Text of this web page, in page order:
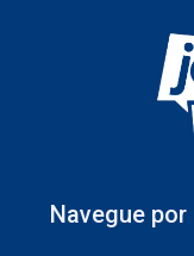
Navegue por